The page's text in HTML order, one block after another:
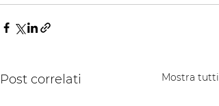
Post correlati Mostra tutti